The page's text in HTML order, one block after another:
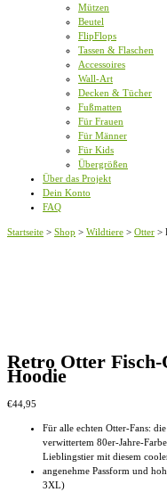
Mützen
Beutel
FlipFlops
Tassen & Flaschen
Accessoires
Wall-Art
Decken & Tücher
Fußmatten
Für Frauen
Für Männer
Für Kids
Übergrößen
Über das Projekt
Dein Konto
FAQ
Startseite > Shop > Wildtiere > Otter >
Retro Otter
Hoodie
€44,95
Für alle echten Otter-Fans:
verwittertem 80er-Jahre-
Lieblingstier mit diesem
angenehme Passform und
3XL)